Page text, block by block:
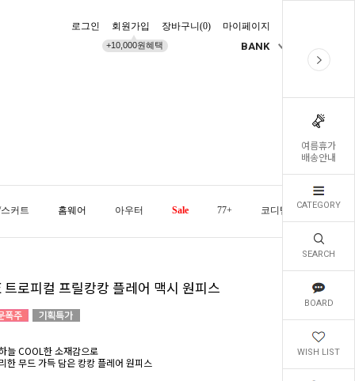
여름휴가
배송안내
CATEGORY
SEARCH
BOARD
WISH LIST
로그인 회원가입
+10,000원혜택
장바구니(0) 마이페이지
BANK
커트 홈웨어 아우터 Sale 77+ 코디템 오늘발송
트로피컬 프릴캉캉 플레어 맥시 원피스
늘 COOL한 소재감으로
한 무드 가득 담은 캉캉 플레어 원피스